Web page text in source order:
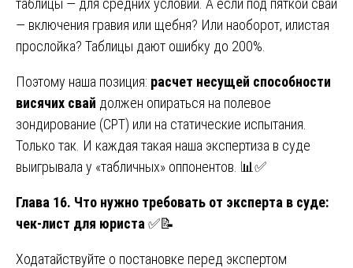
таблицы — для средних условий. А если под пяткой сваи
— включения гравия или щебня? Или наоборот, илистая
прослойка? Таблицы дают ошибку до 200%.
Поэтому наша позиция: расчет несущей способности
висячих свай должен опираться на полевое
зондирование (CPT) или на статические испытания.
Только так. И каждая такая наша экспертиза в суде
выигрывала у «табличных» оппонентов. 📊✅
Глава 16. Что нужно требовать от эксперта в суде:
чек-лист для юриста ✅📝
Ходатайствуйте о постановке перед экспертом